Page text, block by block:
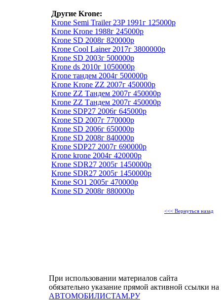
Другие Krone:
Krone Semi Trailer 23P 1991г 125000р
Krone Krone 1988г 245000р
Krone SD 2008г 820000р
Krone Cool Lainer 2017г 3800000р
Krone SD 2003г 500000р
Krone ds 2010г 1050000р
Krone тандем 2004г 500000р
Krone Krone ZZ 2007г 450000р
Krone ZZ Тандем 2007г 450000р
Krone ZZ Тандем 2007г 450000р
Krone SDP27 2006г 645000р
Krone SD 2007г 770000р
Krone SD 2006г 650000р
Krone SD 2008г 840000р
Krone SDP27 2007г 690000р
Krone krone 2004г 420000р
Krone SDR27 2005г 1450000р
Krone SDR27 2005г 1450000р
Krone SO1 2005г 470000р
Krone SD 2008г 880000р
<<< Вернуться назад
При использовании материалов сайта
обязательно указание прямой активной ссылки на
АВТОМОБИЛИСТАМ.РУ